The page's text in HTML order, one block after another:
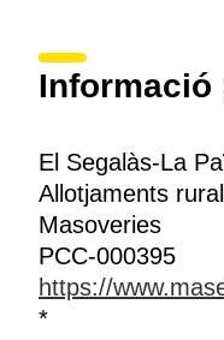
Informació
El Segalàs-La
Allotjaments
Masoveries
PCC-000395
https://
*